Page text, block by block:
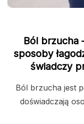
Ból brzucha
sposoby
świadczy
Ból brzucha jest
doświadczają